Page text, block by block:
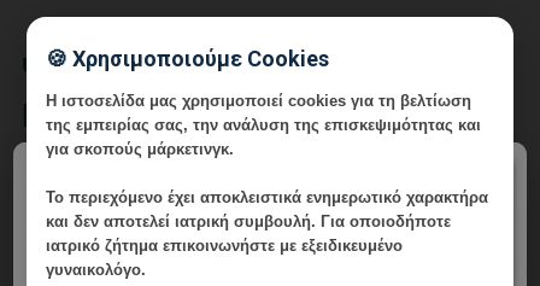
Ψυχολογικές Πτυχές:
Επικοινωνία μέσα στο Ζευγάρι
Η διάγνωση HPV ή κονδυλωμάτων συχνά φέρνει
αισθήματα ντροπής, ενοχής ή θυμού. Είναι σημαντικό να
κατανοηθεί από κοινού ότι:
🍪 Χρησιμοποιούμε Cookies
Η ιστοσελίδα μας χρησιμοποιεί cookies για τη βελτίωση
της εμπειρίας σας, την ανάλυση της επισκεψιμότητας και
για σκοπούς μάρκετινγκ.
Το περιεχόμενο έχειαποκλειστικά ενημερωτικό χαρακτήρα
και δεν αποτελεί ιατρική συμβουλή. Για οποιοδήποτε
ιατρικό ζήτημα επικοινωνήστε με εξειδικευμένο
γυναικολόγο.